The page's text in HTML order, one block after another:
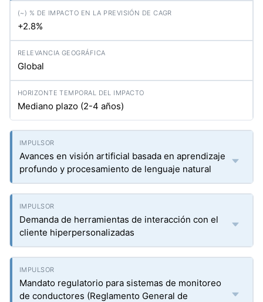
+2.8%
Global
Mediano plazo (2-4 años)
Avances en visión artificial basada en aprendizaje
profundo y procesamiento de lenguaje natural
Demanda de herramientas de interacción con el
cliente hiperpersonalizadas
Mandato regulatorio para sistemas de monitoreo
de conductores (Reglamento General de